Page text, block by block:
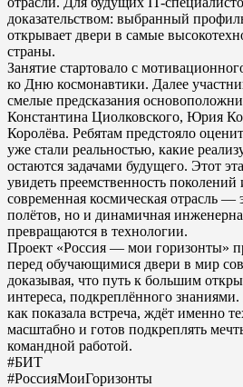
доказательством: выбранный
открывает двери в самые
страны.
Занятие стартовало с
ко Дню космонавтики. Далее
смелые предсказания
Константина Циолковского, Юрия
Королёва. Ребятам предстояло
уже стали реальностью, какие
остаются задачами будущего. Этот
увидеть преемственность поколений
современная космическая отрасль —
полётов, но и динамичная
превращаются в технологии.
Проект «Россия — мои горизонты»
перед обучающимися двери в мир
доказывая, что путь к большим
интереса, подкреплённого
как показала встреча, ждёт именно
масштабно и готов подкреплять
командной работой.
#БИТ
#РоссияМоиГоризонты